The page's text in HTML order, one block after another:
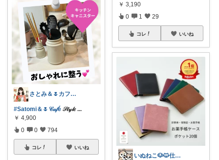
さとみ＆🌷カフェと素敵なもの☕️🌿
#Satomi＆🌷𝒞𝒶𝒻é 𝒮𝓉𝓎𝓁𝑒...
￥ 4,900
0 0 794
コレ いいね
￥ 3,190
0 1 29
コレ いいね
いぬねこ🐶🐱仕事も暮らしも楽しく☺︎